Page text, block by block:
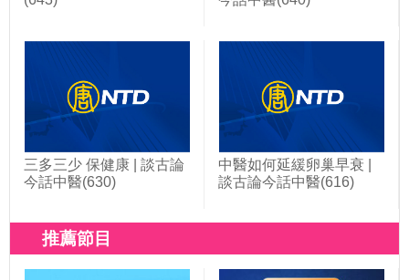
三多三少 保健康 | 談古論
今話中醫(630)
中醫如何延緩卵巢早衰 |
談古論今話中醫(616)
推薦節目